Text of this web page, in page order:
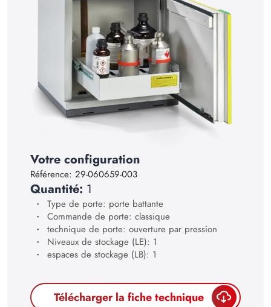
21
22
23
28
Votre configuration
Référence: 29-060659-003
Quantité: 1
Type de porte: porte battante
Commande de porte: classique
technique de porte: ouverture par pression
Niveaux de stockage (LE): 1
espaces de stockage (LB): 1
Télécharger la fiche technique